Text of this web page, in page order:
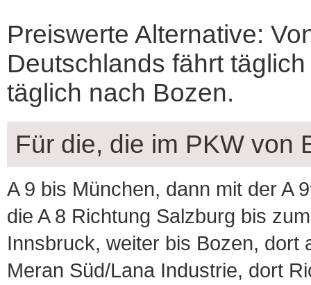
Preiswerte Alternative:
Deutschlands fährt
täglich nach Bozen.
Für die, die im PKW von
A 9 bis München, dann mit der A
die A 8 Richtung Salzburg bis
Innsbruck, weiter bis Bozen, dort
Meran Süd/Lana Industrie, dort